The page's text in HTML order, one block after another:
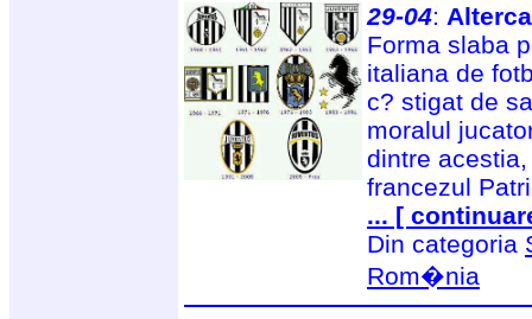
29-04:
Forma slaba
italiana de
c? stigat de
moralul
dintre
francezul
... [
Din categoria
Rom�nia